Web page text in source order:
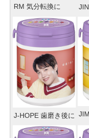
RM 気分転換に
J-HOPE 歯磨き後に